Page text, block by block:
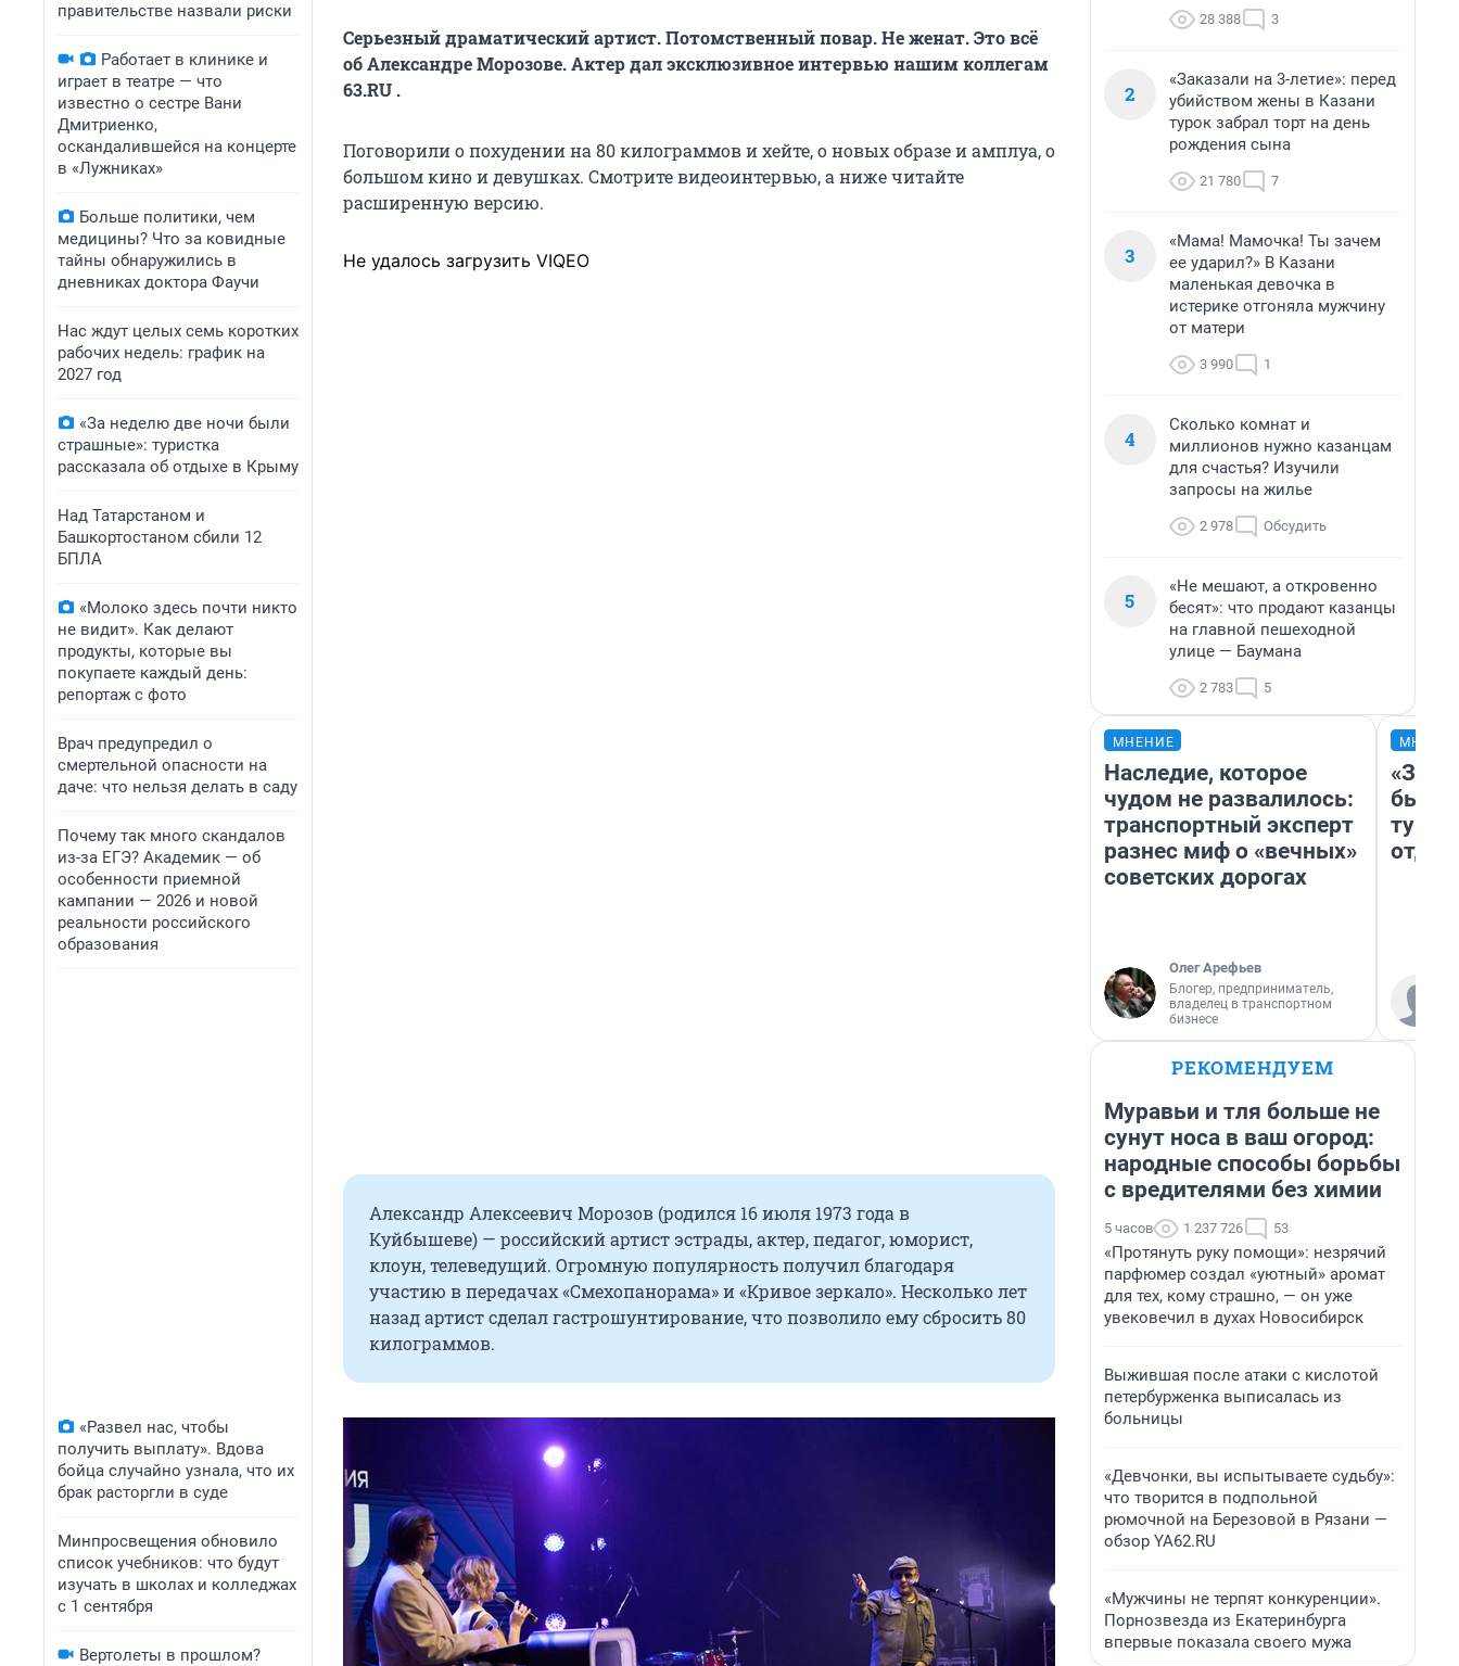
правительстве назвали риски
Работает в клинике и
играет в театре — что
известно о сестре Вани
Дмитриенко,
оскандалившейся на концерте
в «Лужниках»
Больше политики, чем
медицины? Что за ковидные
тайны обнаружились в
дневниках доктора Фаучи
Нас ждут целых семь коротких
рабочих недель: график на
2027 год
«За неделю две ночи были
страшные»: туристка
рассказала об отдыхе в Крыму
Над Татарстаном и
Башкортостаном сбили 12
БПЛА
«Молоко здесь почти никто
не видит». Как делают
продукты, которые вы
покупаете каждый день:
репортаж с фото
Врач предупредил о
смертельной опасности на
даче: что нельзя делать в саду
Почему так много скандалов
из-за ЕГЭ? Академик — об
особенности приемной
кампании — 2026 и новой
реальности российского
образования
«Развел нас, чтобы
получить выплату». Вдова
бойца случайно узнала, что их
брак расторгли в суде
Минпросвещения обновило
список учебников: что будут
изучать в школах и колледжах
с 1 сентября
Вертолеты в прошлом?
Серьезный драматический артист. Потомственный повар. Не женат. Это всё
об Александре Морозове. Актер дал эксклюзивное интервью нашим коллегам
63.RU .
Поговорили о похудении на 80 килограммов и хейте, о новых образе и амплуа, о
большом кино и девушках. Смотрите видеоинтервью, а ниже читайте
расширенную версию.
Не удалось загрузить VIQEO
Александр Алексеевич Морозов (родился 16 июля 1973 года в
Куйбышеве) — российский артист эстрады, актер, педагог, юморист,
клоун, телеведущий. Огромную популярность получил благодаря
участию в передачах «Смехопанорама» и «Кривое зеркало». Несколько лет
назад артист сделал гастрошунтирование, что позволило ему сбросить 80
килограммов.
28 388 3
2
«Заказали на 3-летие»: перед
убийством жены в Казани
турок забрал торт на день
рождения сына
21 780 7
3
«Мама! Мамочка! Ты зачем
ее ударил?» В Казани
маленькая девочка в
истерике отгоняла мужчину
от матери
3 990 1
4
Сколько комнат и
миллионов нужно казанцам
для счастья? Изучили
запросы на жилье
2 978 Обсудить
5
«Не мешают, а откровенно
бесят»: что продают казанцы
на главной пешеходной
улице — Баумана
2 783 5
МНЕНИЕ
Наследие, которое
чудом не развалилось:
транспортный эксперт
разнес миф о «вечных»
советских дорогах
Олег Арефьев
Блогер, предприниматель,
владелец в транспортном
бизнесе
«За
были
РЕКОМЕНДУЕМ
Муравьи и тля больше не
сунут носа в ваш огород:
народные способы борьбы
с вредителями без химии
5 часов 1 237 726 53
«Протянуть руку помощи»: незрячий
парфюмер создал «уютный» аромат
для тех, кому страшно, — он уже
увековечил в духах Новосибирск
Выжившая после атаки с кислотой
петербурженка выписалась из
больницы
«Девчонки, вы испытываете судьбу»:
что творится в подпольной
рюмочной на Березовой в Рязани —
обзор YA62.RU
«Мужчины не терпят конкуренции».
Порнозвезда из Екатеринбурга
впервые показала своего мужа